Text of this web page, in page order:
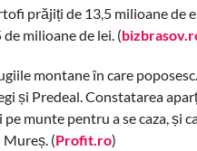
prăjiți de 13,5 milioane de
milioane de lei. (
montane în care
și Predeal. Constatarea
munte pentru a se caza, și
Mureș. (Profit.ro)